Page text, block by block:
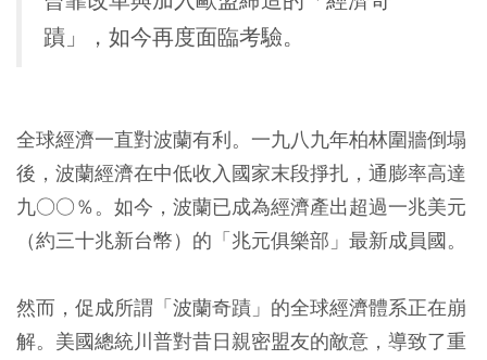
蹟」，如今再度面臨考驗。
全球經濟一直對波蘭有利。一九八九年柏林圍牆倒塌
後，波蘭經濟在中低收入國家末段掙扎，通膨率高達
九○○％。如今，波蘭已成為經濟產出超過一兆美元
（約三十兆新台幣）的「兆元俱樂部」最新成員國。
然而，促成所謂「波蘭奇蹟」的全球經濟體系正在崩
解。美國總統川普對昔日親密盟友的敵意，導致了重